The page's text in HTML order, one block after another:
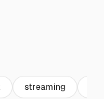
streaming